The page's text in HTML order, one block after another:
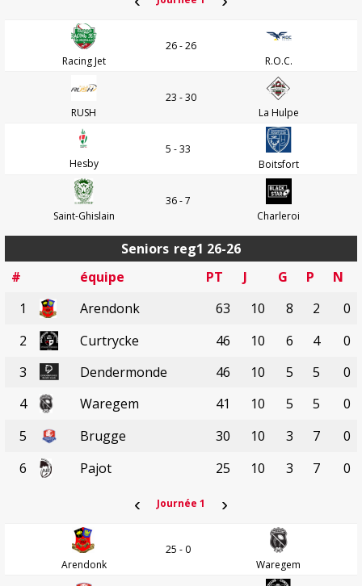
Racing Jet
26 - 26
R.O.C.
RUSH
23 - 30
La Hulpe
Hesby
5 - 33
Boitsfort
Saint-Ghislain
36 - 7
Charleroi
Seniors reg1 26-26
#
équipe PT J G P
N
1
Arendonk 63 10 8 2
0
2
Curtrycke 46 10 6 4
0
3
Dendermonde 46 10 5 5
0
4
Waregem 41 10 5 5
0
5
Brugge 30 10 3 7
0
6
Pajot 25 10 3 7 0
‹ Journée 1 ›
Arendonk
25 - 0
Waregem